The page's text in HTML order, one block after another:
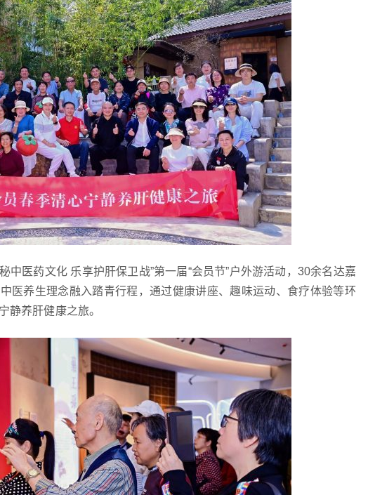
中医药文化 乐享护肝保卫战”第一届“会员节”户外游活动，30余名达嘉
医养生理念融入踏青行程，通过健康讲座、趣味运动、食疗体验等环
静养肝健康之旅。